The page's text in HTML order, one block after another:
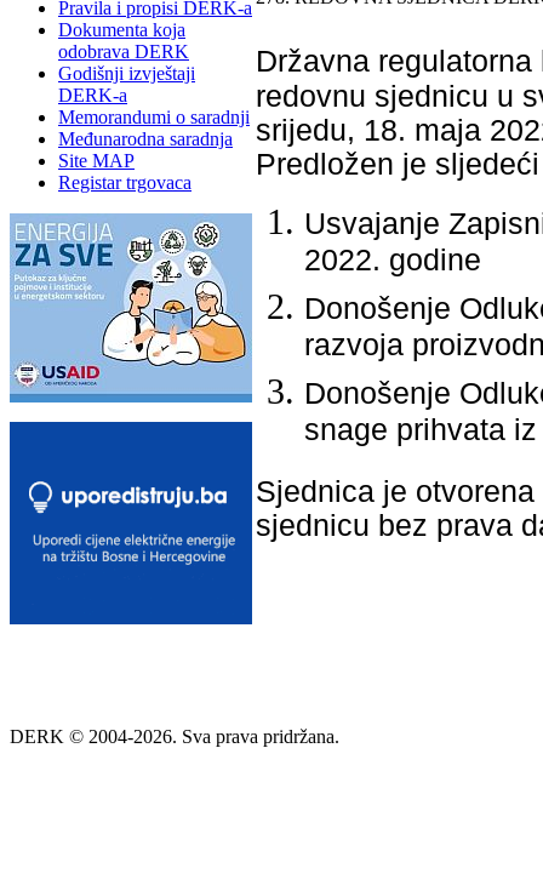
Pravila i propisi DERK-a
Dokumenta koja
odobrava DERK
Godišnji izvještaji
DERK-a
Memorandumi o saradnji
Međunarodna saradnja
Site MAP
Registar trgovaca
Državna
redovnu sjednicu u
srijedu, 18. maja
Predložen je
Usvajanje
2022. godine
Donošenje
razvoja
Donošenje
snage prihvata
Sjednica je
sjednicu bez prava
DERK © 2004-2026. Sva prava pridržana.